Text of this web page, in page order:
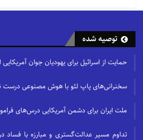
توصیه شده
حمایت از اسرائیل برای یهودیان جوان
سخنرانی‌های پاپ لئو با هوش مصنوعی درست
ملت ایران برای دشمن آمریکایی درس‌های
تداوم مسیر عدالت‌گستری و مبارزه با فساد